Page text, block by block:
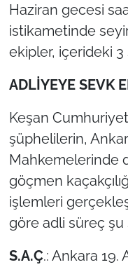
Haziran gecesi
istikametinde
ekipler, içerideki 3
ADLİYEYE SEVK
Keşan
şüphelilerin,
Mahkemelerinde
göçmen
işlemleri
göre adli süreç şu
S.A.Ç.: Ankara 19.
Bilim Teknoloji
English News
Canlı Maç
Finans
Genel-A
Gündem-Eğitim